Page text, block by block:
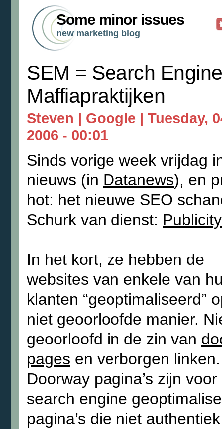
Some minor issues
new marketing blog
SEM = Search Engine
Maffiapraktijken
Steven | Google | Tuesday,
2006 - 00:01
Sinds vorige week vrijdag
nieuws (in Datanews), en
hot: het nieuwe SEO
Schurk van dienst:
In het kort, ze hebben de
websites van enkele van
klanten “geoptimaliseerd”
niet geoorloofde manier.
geoorloofd in de zin van
pages en verborgen linken.
Doorway pagina’s zijn voor
search engine
pagina’s die niet